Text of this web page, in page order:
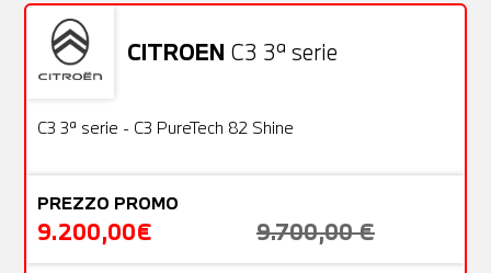
CITROEN C3 3ª serie
OFFERTA
Usato
C3 3ª serie - C3 PureTech 82 Shine
PREZZO PROMO
9.200,00€ 9.700,00 €